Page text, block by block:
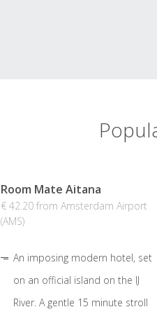
Room Mate Aitana
€ 42.20 from Amsterdam Airport
(AMS)
An imposing modern hotel, set
on an official island on the IJ
River. A gentle 15 minute stroll